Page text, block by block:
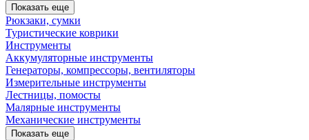
Показать еще
Рюкзаки, сумки
Туристические коврики
Инструменты
Аккумуляторные инструменты
Генераторы, компрессоры, вентиляторы
Измерительные инструменты
Лестницы, помосты
Малярные инструменты
Механические инструменты
Показать еще